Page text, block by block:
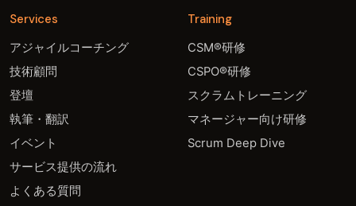
Services
アジャイルコーチング
技術顧問
登壇
執筆・翻訳
イベント
サービス提供の流れ
よくある質問
Training
CSM®研修
CSPO®研修
スクラムトレーニング
マネージャー向け研修
Scrum Deep Dive